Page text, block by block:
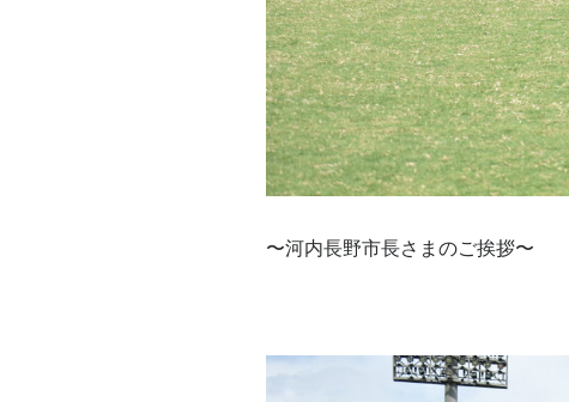
〜河内長野市長さまのご挨拶〜